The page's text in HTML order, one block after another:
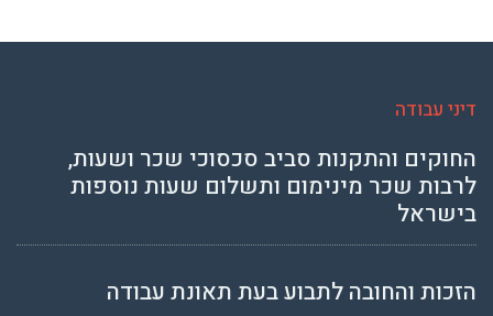
דיני עבודה
החוקים והתקנות סביב סכסוכי שכר ושעות,
לרבות שכר מינימום ותשלום שעות נוספות
בישראל
הזכות והחובה לתבוע בעת תאונת עבודה